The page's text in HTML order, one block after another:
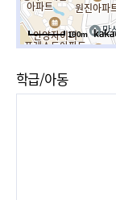
100m
학급/아동